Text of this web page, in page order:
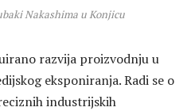
Nakashima u Konjicu
razvija proizvodnju u
eksponiranja. Radi se o
industrijskih